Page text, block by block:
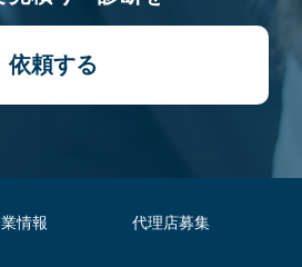
依頼する
情報 代理店募集